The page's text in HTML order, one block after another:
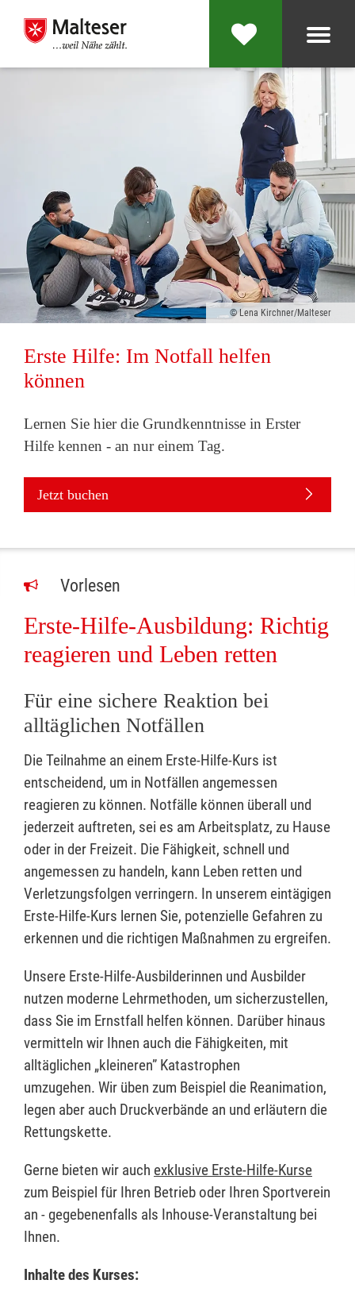
Lena Kirchner/Malteser
Erste Hilfe: Im Notfall helfen
können
Lernen Sie hier die Grundkenntnisse in Erster
Hilfe kennen - an nur einem Tag.
Jetzt buchen
Vorlesen
Erste-Hilfe-Ausbildung: Richtig
reagieren und Leben retten
Für eine sichere Reaktion bei
alltäglichen Notfällen
Die Teilnahme an einem Erste-Hilfe-Kurs ist
entscheidend, um in Notfällen angemessen
reagieren zu können. Notfälle können überall und
jederzeit auftreten, sei es am Arbeitsplatz, zu Hause
oder in der Freizeit. Die Fähigkeit, schnell und
angemessen zu handeln, kann Leben retten und
Verletzungsfolgen verringern. In unserem eintägigen
Erste-Hilfe-Kurs lernen Sie, potenzielle Gefahren zu
erkennen und die richtigen Maßnahmen zu ergreifen.
Unsere Erste-Hilfe-Ausbilderinnen und Ausbilder
nutzen moderne Lehrmethoden, um sicherzustellen,
dass Sie im Ernstfall helfen können. Darüber hinaus
vermitteln wir Ihnen auch die Fähigkeiten, mit
alltäglichen „kleineren” Katastrophen
umzugehen. Wir üben zum Beispiel die Reanimation,
legen aber auch Druckverbände an und erläutern die
Rettungskette.
Gerne bieten wir auch exklusive Erste-Hilfe-Kurse
zum Beispiel für Ihren Betrieb oder Ihren Sportverein
an - gegebenenfalls als Inhouse-Veranstaltung bei
Ihnen.
Inhalte des Kurses: